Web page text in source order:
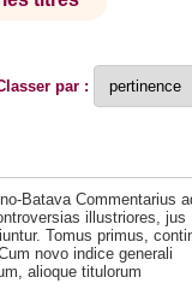
par :
Batava Commentarius
illustriores, jus
Tomus primus,
novo indice generali
alioque titulorum